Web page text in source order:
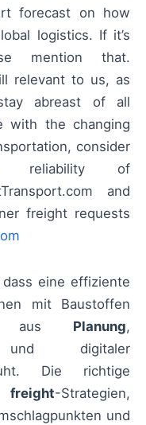
forecast on how
logistics. If it’s
mention that.
relevant to us, as
abreast of all
with the changing
consider
reliability of
and
freight requests
eine effiziente
mit Baustoffen
aus Planung,
und digitaler
Die richtige
freight-Strategien,
und